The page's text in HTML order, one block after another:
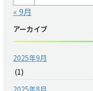
« 9月
アーカイブ
2025年9月
(1)